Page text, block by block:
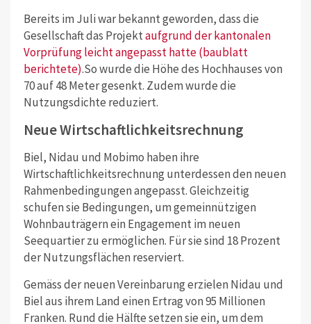
Bereits im Juli war bekannt geworden, dass die
Gesellschaft das Projektaufgrund der kantonalen
Vorprüfung leicht angepasst hatte (baublatt
berichtete).So wurde die Höhe des Hochhauses von
70 auf 48 Meter gesenkt. Zudem wurde die
Nutzungsdichte reduziert.
Neue Wirtschaftlichkeitsrechnung
Biel, Nidau und Mobimo haben ihre
Wirtschaftlichkeitsrechnung unterdessen den neuen
Rahmenbedingungen angepasst. Gleichzeitig
schufen sie Bedingungen, um gemeinnützigen
Wohnbauträgern ein Engagement im neuen
Seequartier zu ermöglichen. Für sie sind 18 Prozent
der Nutzungsflächen reserviert.
Gemäss der neuen Vereinbarung erzielen Nidau und
Biel aus ihrem Land einen Ertrag von 95 Millionen
Franken. Rund die Hälfte setzen sie ein, um dem